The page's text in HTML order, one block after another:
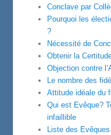
Conclave par
Pourquoi les
?
Nécessité de
Obtenir la
Objection contre
Le nombre des
Attitude idéale du
Qui est Evêque?
infaillible
Liste des